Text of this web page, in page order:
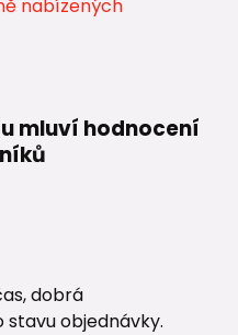
mluví hodnocení
dobrá
objednávky.